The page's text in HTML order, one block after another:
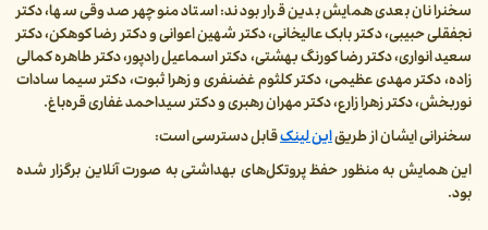
سخنرانان بعدی همایش بدین قرار بودند: استاد منوچهر صدوقی سها، دکتر
نجفقلی حبیبی، دکتر بابک عالیخانی، دکتر شهین اعوانی و دکتر رضا کوهکن، دکتر
سعید انواری، دکتر رضا کورنگ بهشتی، دکتر اسماعیل رادپور، دکتر طاهره کمالی
زاده، دکتر مهدی عظیمی، دکتر کلثوم غضنفری و زهرا ثبوت، دکتر سیما سادات
نوربخش، دکتر زهرا زارع، دکتر مهران رهبری و دکتر سیداحمد غفاری قره‌باغ.
سخنرانی ایشان از طریقاین لینکقابل دسترسی است:
این همایش به منظور حفظ پروتکل‌های بهداشتی به صورت آنلاین برگزار شده
بود.